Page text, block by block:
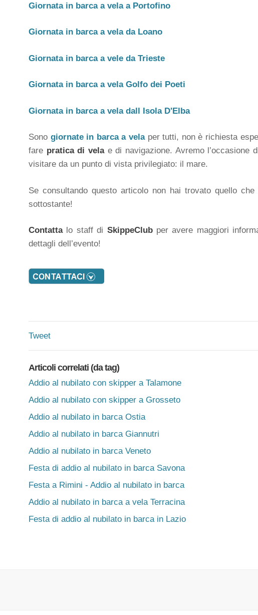
Giornata in barca a vela a Portofino
Giornata in barca a vela da Loano
Giornata in barca a vele da Trieste
Giornata in barca a vela Golfo dei Poeti
Giornata in barca a vela dall Isola D'Elba
Sono giornate in barca a velaper tutti, non è richiesta
fare pratica di velae di navigazione. Avremo l’occasione
visitare da un punto di vista privilegiato: il mare.
Se consultando questo articolo non hai trovato quello
sottostante!
Contatta lo staff di SkippeClub per avere maggiori
dettagli dell’evento!
Tweet
Articoli correlati (da tag)
Addio al nubilato con skipper a Talamone
Addio al nubilato con skipper a Grosseto
Addio al nubilato in barca Ostia
Addio al nubilato in barca Giannutri
Addio al nubilato in barca Veneto
Festa di addio al nubilato in barca Savona
Festa a Rimini - Addio al nubilato in barca
Addio al nubilato in barca a vela Terracina
Festa di addio al nubilato in barca in Lazio